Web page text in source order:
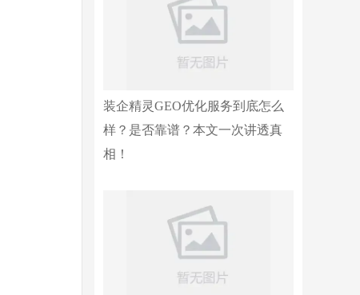
装企精灵GEO优化服务到底怎么
样？是否靠谱？本文一次讲透真
相！